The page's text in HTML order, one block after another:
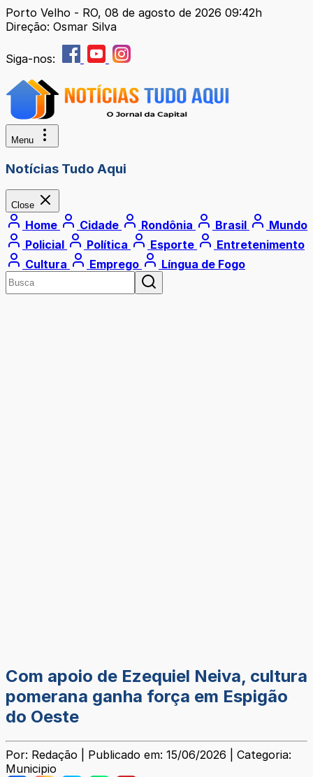
Porto Velho - RO, 08 de agosto de 2026 09:42h
Direção: Osmar Silva
Siga-nos:
Menu
Notícias Tudo Aqui
Close
Home Cidade Rondônia Brasil
Mundo
Policial
Política Esporte
Entretenimento
Cultura
Emprego Língua de Fogo
Com apoio de Ezequiel Neiva, cultura
pomerana ganha força em Espigão
do Oeste
Por: Redação | Publicado em: 15/06/2026 | Categoria:
Municipio